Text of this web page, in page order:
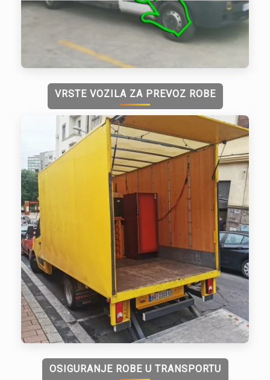
VRSTE VOZILA ZA PREVOZ ROBE
OSIGURANJE ROBE U TRANSPORTU